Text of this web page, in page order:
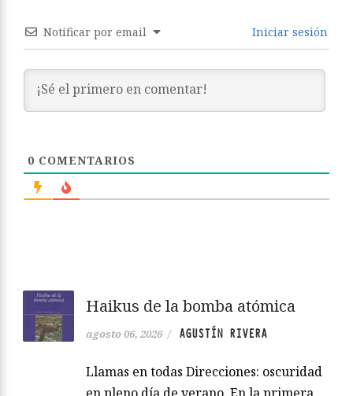
Notificar por email Iniciar sesión
0 COMENTARIOS
Haikus de la bomba atómica
agosto 06, 2026 / AGUSTÍN RIVERA
Llamas en todas Direcciones: oscuridad